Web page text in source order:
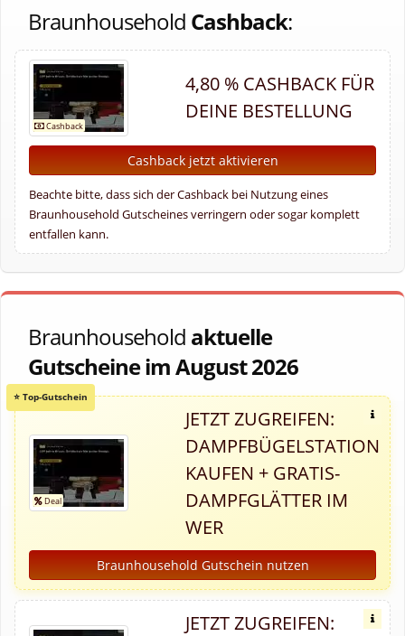
Braunhousehold Cashback:
4,80 % CASHBACK FÜR
DEINE BESTELLUNG
Cashback jetzt aktivieren
Beachte bitte, dass sich der Cashback bei Nutzung eines
Braunhousehold Gutscheines verringern oder sogar komplett
entfallen kann.
Braunhousehold aktuelle
Gutscheine im August 2026
JETZT ZUGREIFEN:
DAMPFBÜGELSTATION
KAUFEN + GRATIS-
DAMPFGLÄTTER IM
WER
Braunhousehold Gutschein nutzen
JETZT ZUGREIFEN: